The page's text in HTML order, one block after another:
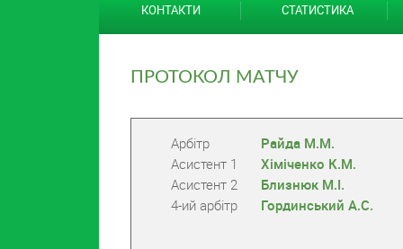
КОНТАКТИ СТАТИСТИКА
ПРОТОКОЛ МАТЧУ
Арбітр
Райда М.М.
Асистент 1
Хіміченко К.М.
Асистент 2
Близнюк М.І.
4-ий арбітр
Гординський А.С.